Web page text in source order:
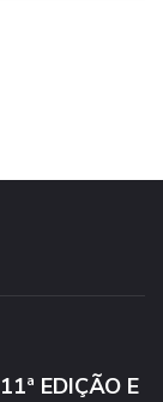
EDIÇÃO E